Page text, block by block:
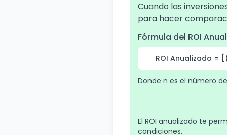
Cuando las
para hacer
Fórmula del ROI
ROI Anualizado =
Donde n es el número
El ROI anualizado te
condiciones.